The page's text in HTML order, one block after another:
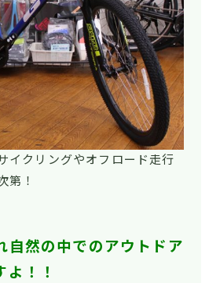
イクリングやオフロード走行
第！
自然の中でのアウトドア
！！